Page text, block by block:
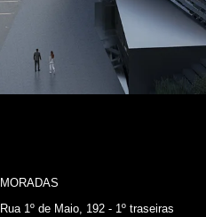
MORADAS
Rua 1º de Maio, 192 - 1º traseiras